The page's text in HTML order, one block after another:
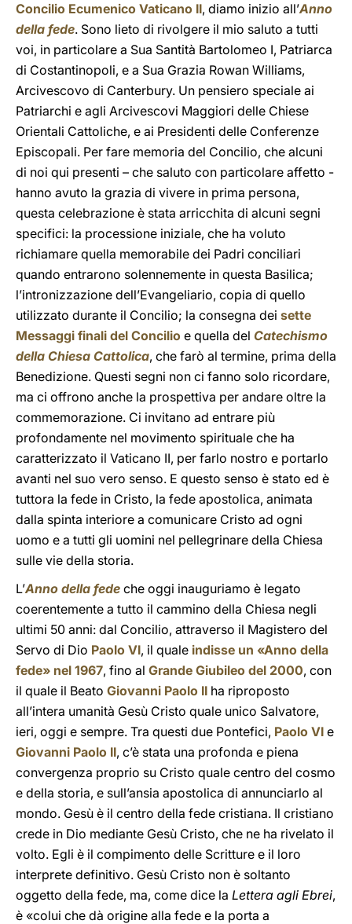
Concilio Ecumenico Vaticano II, diamo inizio all’Anno
della fede. Sono lieto di rivolgere il mio saluto a tutti
voi, in particolare a Sua Santità Bartolomeo I, Patriarca
di Costantinopoli, e a Sua Grazia Rowan Williams,
Arcivescovo di Canterbury. Un pensiero speciale ai
Patriarchi e agli Arcivescovi Maggiori delle Chiese
Orientali Cattoliche, e ai Presidenti delle Conferenze
Episcopali. Per fare memoria del Concilio, che alcuni
di noi qui presenti – che saluto con particolare affetto -
hanno avuto la grazia di vivere in prima persona,
questa celebrazione è stata arricchita di alcuni segni
specifici: la processione iniziale, che ha voluto
richiamare quella memorabile dei Padri conciliari
quando entrarono solennemente in questa Basilica;
l’intronizzazione dell’Evangeliario, copia di quello
utilizzato durante il Concilio; la consegna dei sette
Messaggi finali del Concilio e quella del Catechismo
della Chiesa Cattolica, che farò al termine, prima della
Benedizione. Questi segni non ci fanno solo ricordare,
ma ci offrono anche la prospettiva per andare oltre la
commemorazione. Ci invitano ad entrare più
profondamente nel movimento spirituale che ha
caratterizzato il Vaticano II, per farlo nostro e portarlo
avanti nel suo vero senso. E questo senso è stato ed è
tuttora la fede in Cristo, la fede apostolica, animata
dalla spinta interiore a comunicare Cristo ad ogni
uomo e a tutti gli uomini nel pellegrinare della Chiesa
sulle vie della storia.
L’Anno della fede che oggi inauguriamo è legato
coerentemente a tutto il cammino della Chiesa negli
ultimi 50 anni: dal Concilio, attraverso il Magistero del
Servo di Dio Paolo VI, il quale indisse un «Anno della
fede» nel 1967, fino al Grande Giubileo del 2000, con
il quale il Beato Giovanni Paolo II ha riproposto
all’intera umanità Gesù Cristo quale unico Salvatore,
ieri, oggi e sempre. Tra questi due Pontefici, Paolo VI e
Giovanni Paolo II, c’è stata una profonda e piena
convergenza proprio su Cristo quale centro del cosmo
e della storia, e sull’ansia apostolica di annunciarlo al
mondo. Gesù è il centro della fede cristiana. Il cristiano
crede in Dio mediante Gesù Cristo, che ne ha rivelato il
volto. Egli è il compimento delle Scritture e il loro
interprete definitivo. Gesù Cristo non è soltanto
oggetto della fede, ma, come dice la Lettera agli Ebrei,
è «colui che dà origine alla fede e la porta a